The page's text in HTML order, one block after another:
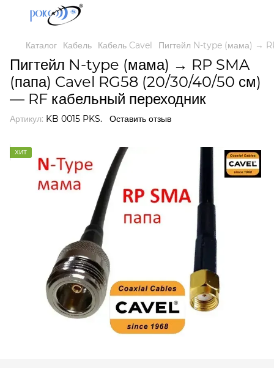
Каталог Кабель Кабель Cavel Пигтейл N-type (мама) →
Пигтейл N-type (мама) → RP SMA
(папа) Cavel RG58 (20/30/40/50 см)
— RF кабельный переходник
Артикул: KB 0015 PKS. Оставить отзыв
ХИТ